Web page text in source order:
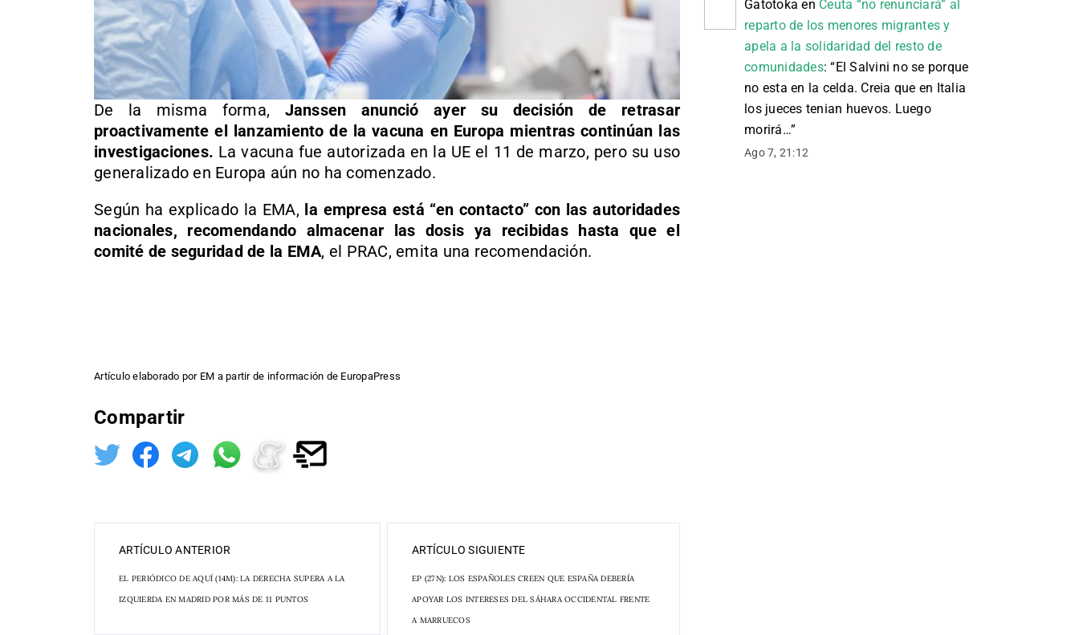
De la misma forma, Janssen anunció ayer su decisión de retrasar
proactivamente el lanzamiento de la vacuna en Europa mientras continúan las
investigaciones. La vacuna fue autorizada en la UE el 11 de marzo, pero su uso
generalizado en Europa aún no ha comenzado.
Según ha explicado la EMA, la empresa está “en contacto” con las autoridades
nacionales, recomendando almacenar las dosis ya recibidas hasta que el
comité de seguridad de la EMA, el PRAC, emita una recomendación.
Artículo elaborado por EM a partir de información de EuropaPress
Compartir
ARTÍCULO ANTERIOR
EL PERIÓDICO DE AQUÍ (14M): LA DERECHA SUPERA A LA
IZQUIERDA EN MADRID POR MÁS DE 11 PUNTOS
ARTÍCULO SIGUIENTE
EP (27N): LOS ESPAÑOLES CREEN QUE ESPAÑA DEBERÍA
APOYAR LOS INTERESES DEL SÁHARA OCCIDENTAL FRENTE
A MARRUECOS
Gatotoka en Ceuta “no renunciará” al
reparto de los menores migrantes y
apela a la solidaridad del resto de
comunidades: “El Salvini no se porque
no esta en la celda. Creia que en Italia
los jueces tenian huevos. Luego
morirá…”
Ago 7, 21:12